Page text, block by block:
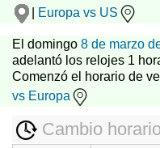
Europa vs US
El domingo 8 de marzo
adelantó los relojes 1
Comenzó el horario de
vs Europa
Cambio horario